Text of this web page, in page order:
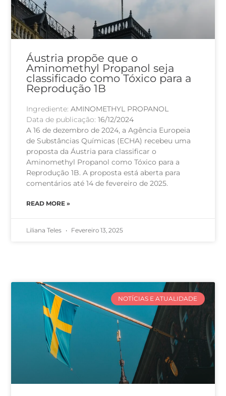
Áustria propõe que o
Aminomethyl Propanol seja
classificado como Tóxico para a
Reprodução 1B
Ingrediente:AMINOMETHYL PROPANOL
Data de publicação:16/12/2024
A 16 de dezembro de 2024, a Agência Europeia
de Substâncias Químicas (ECHA) recebeu uma
proposta da Áustria para classificar o
Aminomethyl Propanol como Tóxico para a
Reprodução 1B. A proposta está aberta para
comentários até 14 de fevereiro de 2025.
READ MORE »
Liliana Teles Fevereiro 13, 2025
NOTÍCIAS E ATUALIDADE